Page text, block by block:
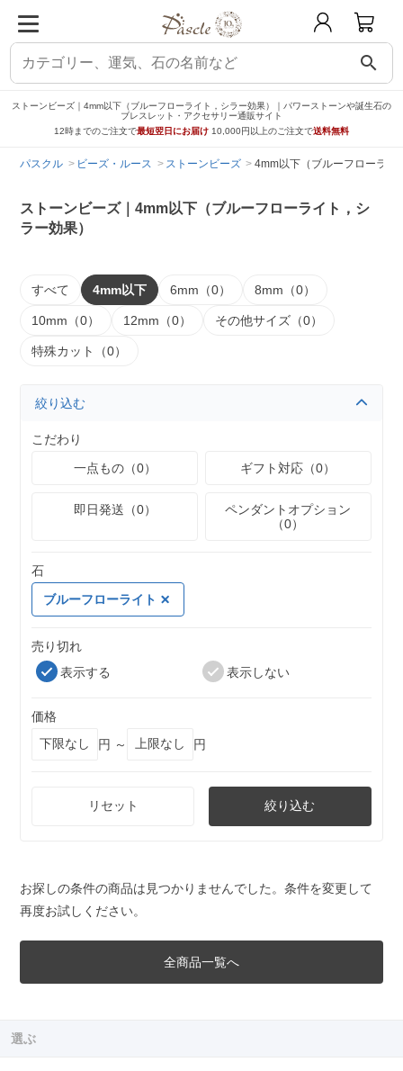
search
ストーンビーズ｜4mm以下（ブルーフローライト，シラー効果）｜パワーストーンや誕生石の
ブレスレット・アクセサリー通販サイト
12時までのご注文で最短翌日にお届け 10,000円以上のご注文で送料無料
パスクル ビーズ・ルース ストーンビーズ 4mm以下（ブルーフローライ
ストーンビーズ｜4mm以下（ブルーフローライト，シ
ラー効果）
すべて 4mm以下 6mm（0） 8mm（0）
10mm（0） 12mm（0） その他サイズ（0）
特殊カット（0）
絞り込む
こだわり
一点もの（0）
ギフト対応（0）
即日発送（0）
ペンダントオプション
（0）
石
ブルーフローライト
売り切れ
表示する
表示しない
価格
円 ～
円
リセット 絞り込む
お探しの条件の商品は見つかりませんでした。条件を変更して
再度お試しください。
全商品一覧へ
選ぶ